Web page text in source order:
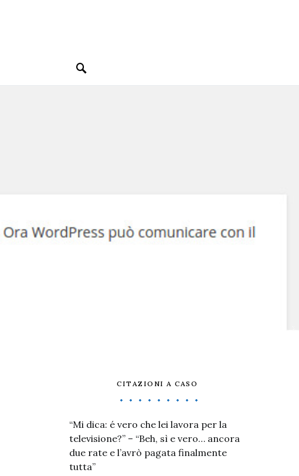
CITAZIONI A CASO
“Mi dica: é vero che lei lavora per la
televisione?” – “Beh, sì e vero… ancora
due rate e l’avrò pagata finalmente
tutta”